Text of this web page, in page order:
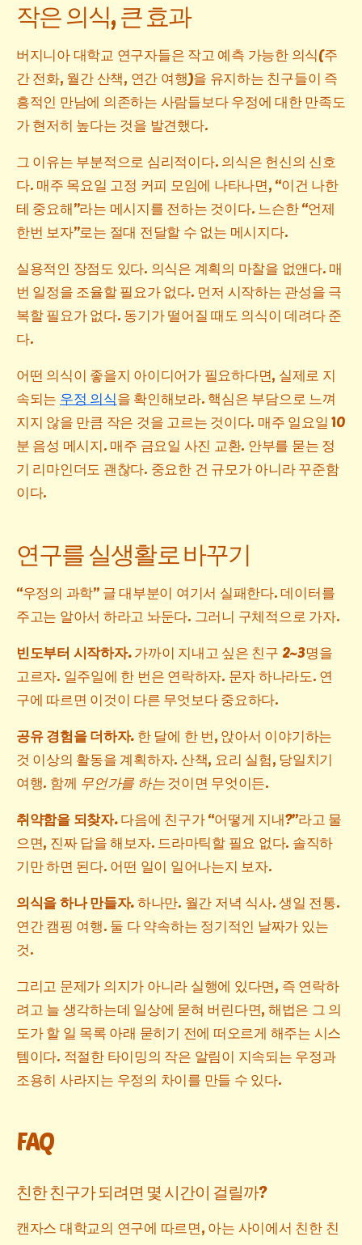
작은 의식, 큰 효과
버지니아 대학교 연구자들은 작고 예측 가능한 의식(주
간 전화, 월간 산책, 연간 여행)을 유지하는 친구들이 즉
흥적인 만남에 의존하는 사람들보다 우정에 대한 만족도
가 현저히 높다는 것을 발견했다.
그 이유는 부분적으로 심리적이다. 의식은 헌신의 신호
다. 매주 목요일 고정 커피 모임에 나타나면, “이건 나한
테 중요해”라는 메시지를 전하는 것이다. 느슨한 “언제
한번 보자”로는 절대 전달할 수 없는 메시지다.
실용적인 장점도 있다. 의식은 계획의 마찰을 없앤다. 매
번 일정을 조율할 필요가 없다. 먼저 시작하는 관성을 극
복할 필요가 없다. 동기가 떨어질 때도 의식이 데려다 준
다.
어떤 의식이 좋을지 아이디어가 필요하다면, 실제로 지
속되는 우정 의식을 확인해보라. 핵심은 부담으로 느껴
지지 않을 만큼 작은 것을 고르는 것이다. 매주 일요일 10
분 음성 메시지. 매주 금요일 사진 교환. 안부를 묻는 정
기 리마인더도 괜찮다. 중요한 건 규모가 아니라 꾸준함
이다.
연구를 실생활로 바꾸기
“우정의 과학” 글 대부분이 여기서 실패한다. 데이터를
주고는 알아서 하라고 놔둔다. 그러니 구체적으로 가자.
빈도부터 시작하자.가까이 지내고 싶은 친구 2~3명을
고르자. 일주일에 한 번은 연락하자. 문자 하나라도. 연
구에 따르면 이것이 다른 무엇보다 중요하다.
공유 경험을 더하자. 한 달에 한 번, 앉아서 이야기하는
것 이상의 활동을 계획하자. 산책, 요리 실험, 당일치기
여행. 함께 무언가를 하는것이면 무엇이든.
취약함을 되찾자.다음에 친구가 “어떻게 지내?”라고 물
으면, 진짜 답을 해보자. 드라마틱할 필요 없다. 솔직하
기만 하면 된다. 어떤 일이 일어나는지 보자.
의식을 하나 만들자. 하나만. 월간 저녁 식사. 생일 전통.
연간 캠핑 여행. 둘 다 약속하는 정기적인 날짜가 있는
것.
그리고 문제가 의지가 아니라 실행에 있다면, 즉 연락하
려고 늘 생각하는데 일상에 묻혀 버린다면, 해법은 그 의
도가 할 일 목록 아래 묻히기 전에 떠오르게 해주는 시스
템이다. 적절한 타이밍의 작은 알림이 지속되는 우정과
조용히 사라지는 우정의 차이를 만들 수 있다.
FAQ
친한 친구가 되려면 몇 시간이 걸릴까?
캔자스 대학교의 연구에 따르면, 아는 사이에서 친한 친